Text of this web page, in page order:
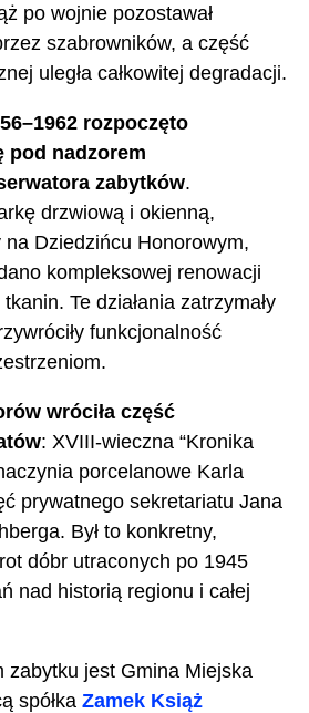
po wojnie pozostawał
szabrowników, a część
uległa całkowitej degradacji.
rozpoczęto
pod nadzorem
zabytków.
drzwiową i okienną,
Dziedzińcu Honorowym,
kompleksowej renowacji
Te działania zatrzymały
funkcjonalność
wróciła część
: XVIII-wieczna “Kronika
porcelanowe Karla
prywatnego sekretariatu Jana
Był to konkretny,
dóbr utraconych po 1945
nad historią regionu i całej
zabytku jest Gmina Miejska
spółka Zamek Książ